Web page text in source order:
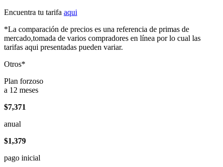
Encuentra tu tarifa aqui
*La comparación de precios es una referencia de primas de
mercado,tomada de varios compradores en línea por lo cual las
tarifas aqui presentadas pueden variar.
Otros*
Plan forzoso
a 12 meses
$7,371
anual
$1,379
pago inicial